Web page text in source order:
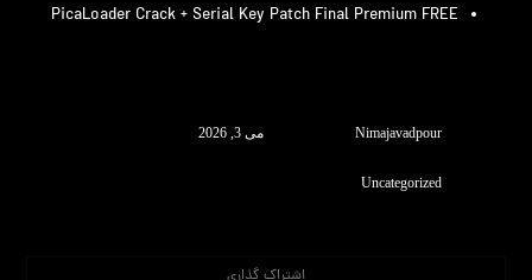
PicaLoader Crack + Serial Key Patch Final Premium FREE
Nimajavadpour می 3, 2026
Uncategorized